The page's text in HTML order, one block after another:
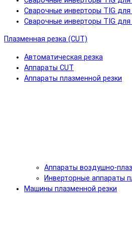
Сварочные инверторы TIG
Сварочные инверторы TIG
Плазменная резка (CUT)
Автоматическая резка
Аппараты CUT
Аппараты плазменной резки
Аппараты воздушно-
Инверторные аппараты
Машины плазменной резки